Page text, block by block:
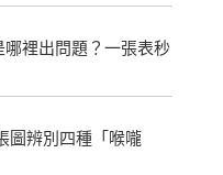
裡出問題？一張表秒
圖辨別四種「喉嚨